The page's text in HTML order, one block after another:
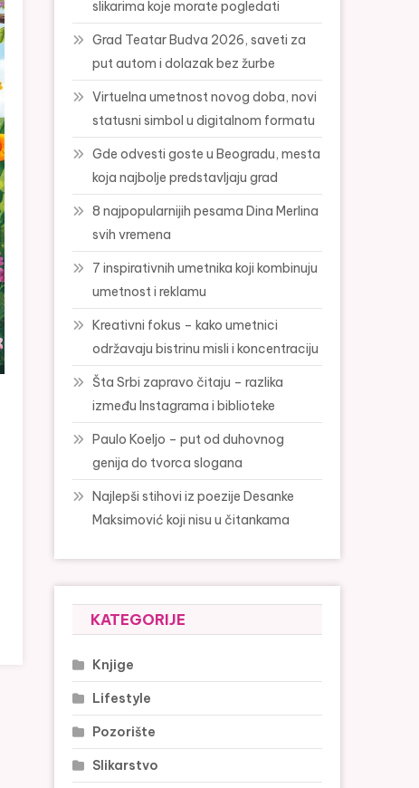
slikarima koje morate pogledati
Grad Teatar Budva 2026, saveti za
put autom i dolazak bez žurbe
Virtuelna umetnost novog doba, novi
statusni simbol u digitalnom formatu
Gde odvesti goste u Beogradu, mesta
koja najbolje predstavljaju grad
8 najpopularnijih pesama Dina Merlina
svih vremena
7 inspirativnih umetnika koji kombinuju
umetnost i reklamu
Kreativni fokus – kako umetnici
održavaju bistrinu misli i koncentraciju
Šta Srbi zapravo čitaju – razlika
između Instagrama i biblioteke
Paulo Koeljo – put od duhovnog
genija do tvorca slogana
Najlepši stihovi iz poezije Desanke
Maksimović koji nisu u čitankama
KATEGORIJE
Knjige
Lifestyle
Pozorište
Slikarstvo